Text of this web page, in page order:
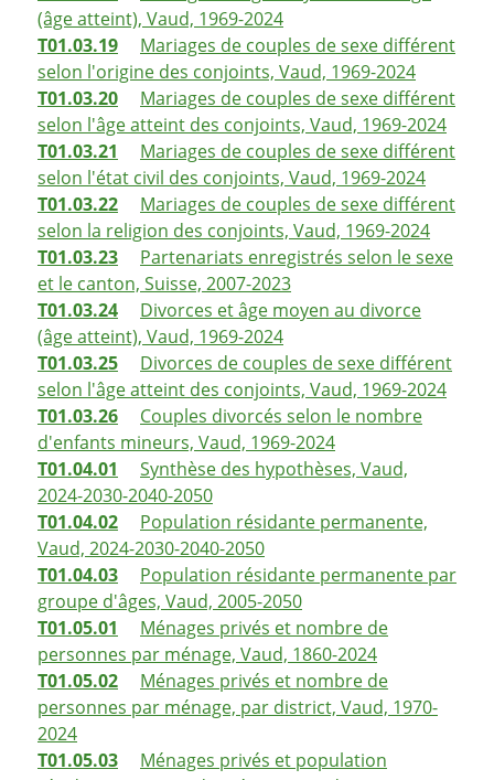
(âge atteint), Vaud, 1969-2024
T01.03.19
Mariages de couples de sexe différent
selon l'origine des conjoints, Vaud, 1969-2024
T01.03.20
Mariages de couples de sexe différent
selon l'âge atteint des conjoints, Vaud, 1969-2024
T01.03.21
Mariages de couples de sexe différent
selon l'état civil des conjoints, Vaud, 1969-2024
T01.03.22
Mariages de couples de sexe différent
selon la religion des conjoints, Vaud, 1969-2024
T01.03.23
Partenariats enregistrés selon le sexe
et le canton, Suisse, 2007-2023
T01.03.24
Divorces et âge moyen au divorce
(âge atteint), Vaud, 1969-2024
T01.03.25
Divorces de couples de sexe différent
selon l'âge atteint des conjoints, Vaud, 1969-2024
T01.03.26
Couples divorcés selon le nombre
d'enfants mineurs, Vaud, 1969-2024
T01.04.01
Synthèse des hypothèses, Vaud,
2024-2030-2040-2050
T01.04.02
Population résidante permanente,
Vaud, 2024-2030-2040-2050
T01.04.03
Population résidante permanente par
groupe d'âges, Vaud, 2005-2050
T01.05.01
Ménages privés et nombre de
personnes par ménage, Vaud, 1860-2024
T01.05.02
Ménages privés et nombre de
personnes par ménage, par district, Vaud, 1970-
2024
T01.05.03
Ménages privés et population